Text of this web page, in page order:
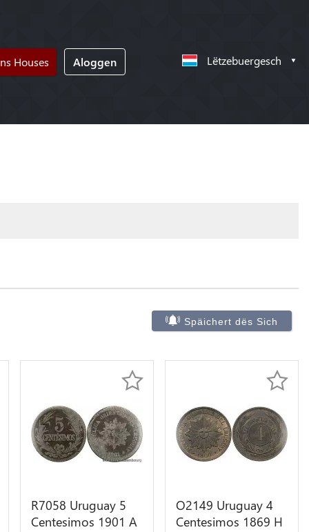
Houses Aloggen Lëtzebuergesch
Späichert dës Sich
R7058 Uruguay 5
Centesimos 1901 A
O2149 Uruguay 4
Centesimos 1869 H